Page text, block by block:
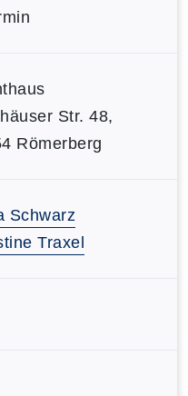
Str. 48,
Römerberg
Schwarz
Traxel